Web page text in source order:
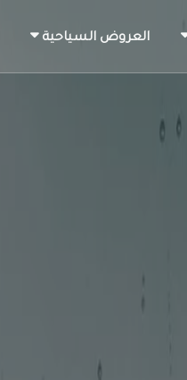
العروض السياحية